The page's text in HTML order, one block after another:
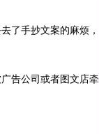
了手抄文案的麻烦，
告公司或者图文店牵